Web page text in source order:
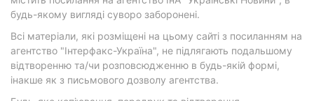
будь-якому вигляді суворо заборонені.
Всі матеріали, які розміщені на цьому сайті з посиланням на
агентство "Інтерфакс-Україна", не підлягають подальшому
відтворенню та/чи розповсюдженню в будь-якій формі,
інакше як з письмового дозволу агентства.